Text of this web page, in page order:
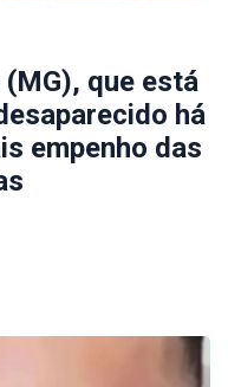
que está
há
empenho das